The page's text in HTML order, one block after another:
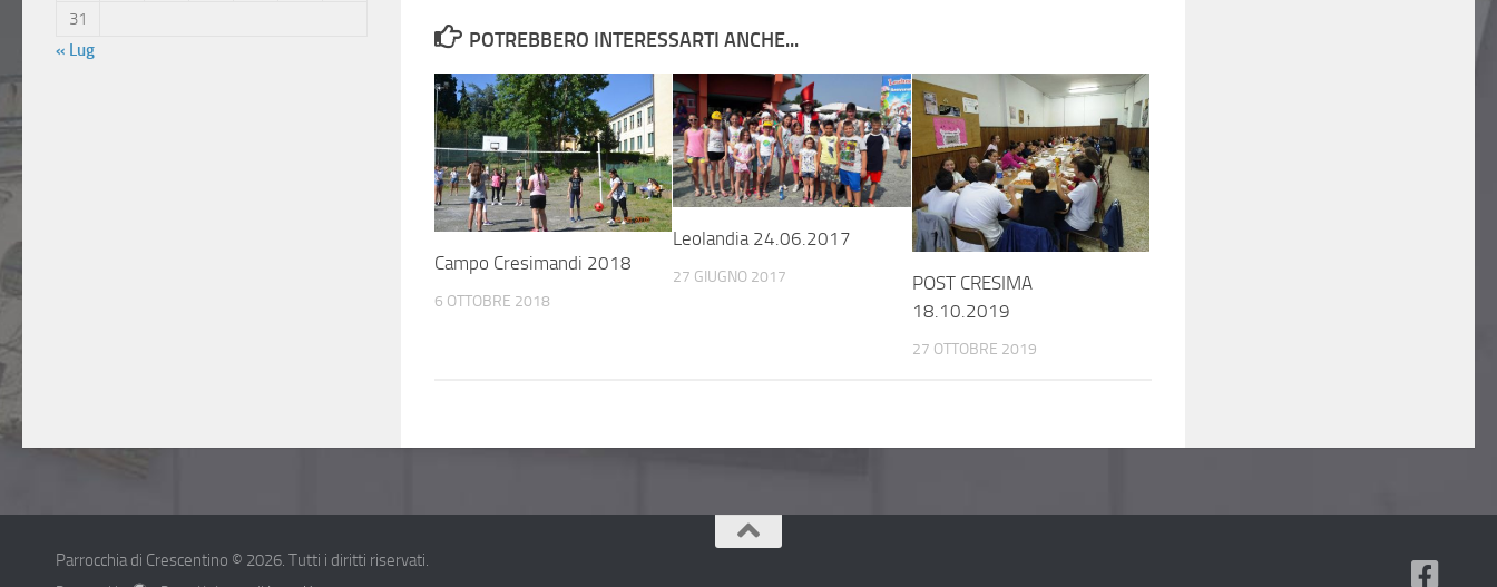
POTREBBERO INTERESSARTI ANCHE...
Campo Cresimandi 2018
6 OTTOBRE 2018
Leolandia 24.06.2017
27 GIUGNO 2017
POST CRESIMA
18.10.2019
27 OTTOBRE 2019
31
« Lug
Parrocchia di Crescentino © 2026. Tutti i diritti riservati.